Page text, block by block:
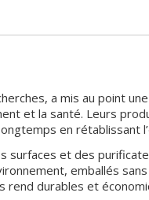
a mis au point
et la santé. Leurs
en rétablissant
et des
emballés
rend durables et